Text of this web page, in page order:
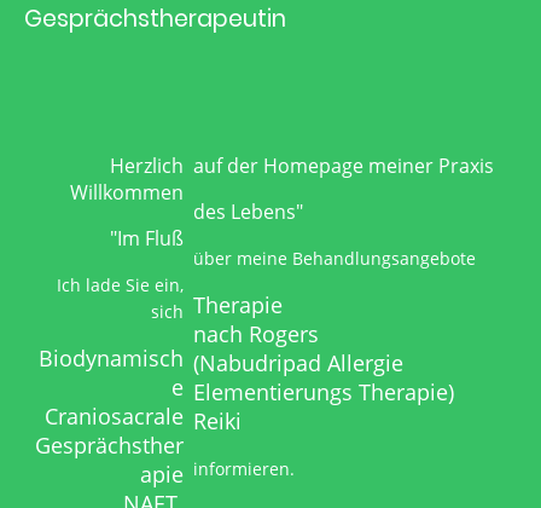
Gesprächstherapeutin
Herzlich
Willkommen
"Im Fluß
Ich lade Sie ein,
sich
Biodynamisch
e
Craniosacrale
Gesprächsther
apie
auf der Homepage meiner Praxis
des Lebens"
über meine Behandlungsangebote
Therapie
nach Rogers
(Nabudripad Allergie
Elementierungs Therapie)
Reiki
informieren.